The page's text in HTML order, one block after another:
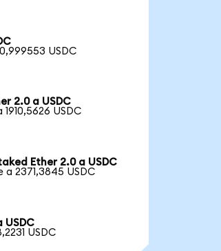
USDC
2.0 a USDC
1910,5626 USDC
Ether 2.0 a USDC
a 2371,3845 USDC
USDC
USDC